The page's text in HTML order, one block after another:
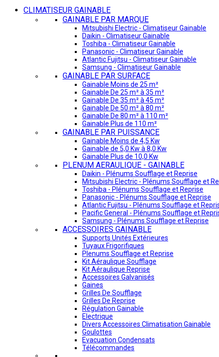
CLIMATISEUR GAINABLE
GAINABLE PAR MARQUE
Mitsubishi Electric - Climatiseur Gainable
Daikin - Climatiseur Gainable
Toshiba - Climatiseur Gainable
Panasonic - Climatiseur Gainable
Atlantic Fujitsu - Climatiseur Gainable
Samsung - Climatiseur Gainable
GAINABLE PAR SURFACE
Gainable Moins de 25 m²
Gainable De 25 m² à 35 m²
Gainable De 35 m² à 45 m²
Gainable De 50 m² à 80 m²
Gainable De 80 m² à 110 m²
Gainable Plus de 110 m²
GAINABLE PAR PUISSANCE
Gainable Moins de 4,5 Kw
Gainable de 5,0 Kw à 8,0 Kw
Gainable Plus de 10,0 Kw
PLENUM AERAULIQUE - GAINABLE
Daikin - Plénums Soufflage et Reprise
Mitsubishi Electric - Plénums Soufflage et
Toshiba - Plénums Soufflage et Reprise
Panasonic - Plénums Soufflage et Reprise
Atlantic Fujitsu - Plénums Soufflage et
Pacific General - Plénums Soufflage et
Samsung - Plénums Soufflage et Reprise
ACCESSOIRES GAINABLE
Supports Unités Extérieures
Tuyaux Frigorifiques
Plenums Soufflage et Reprise
Kit Aéraulique Soufflage
Kit Aéraulique Reprise
Accessoires Galvanisés
Gaines
Grilles De Soufflage
Grilles De Reprise
Régulation Gainable
Electrique
Divers Accessoires Climatisation Gainable
Goulottes
Evacuation Condensats
Télécommandes